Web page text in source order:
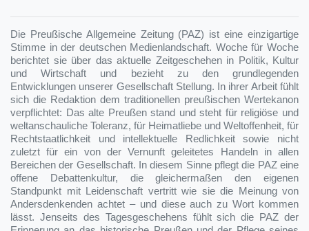
Die Preußische Allgemeine Zeitung (PAZ) ist eine einzigartige
Stimme in der deutschen Medienlandschaft. Woche für Woche
berichtet sie über das aktuelle Zeitgeschehen in Politik, Kultur
und Wirtschaft und bezieht zu den grundlegenden
Entwicklungen unserer Gesellschaft Stellung. In ihrer Arbeit fühlt
sich die Redaktion dem traditionellen preußischen Wertekanon
verpflichtet: Das alte Preußen stand und steht für religiöse und
weltanschauliche Toleranz, für Heimatliebe und Weltoffenheit, für
Rechtstaatlichkeit und intellektuelle Redlichkeit sowie nicht
zuletzt für ein von der Vernunft geleitetes Handeln in allen
Bereichen der Gesellschaft. In diesem Sinne pflegt die PAZ eine
offene Debattenkultur, die gleichermaßen den eigenen
Standpunkt mit Leidenschaft vertritt wie sie die Meinung von
Andersdenkenden achtet – und diese auch zu Wort kommen
lässt. Jenseits des Tagesgeschehens fühlt sich die PAZ der